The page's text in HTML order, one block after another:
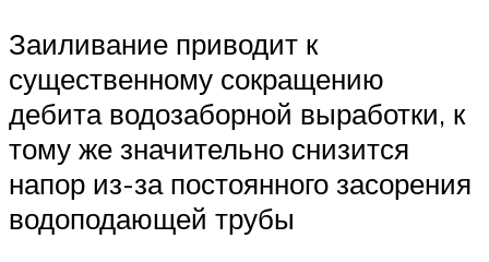
Заиливание приводит к
существенному сокращению
дебита водозаборной выработки, к
тому же значительно снизится
напор из-за постоянного засорения
водоподающей трубы